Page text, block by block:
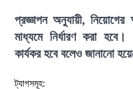
প্রজ্ঞাপন অনুযায়ী,
মাধ্যমে নির্ধারণ করা
কার্যকর হবে বলেও জানানো
ট্যাগসমূহ: